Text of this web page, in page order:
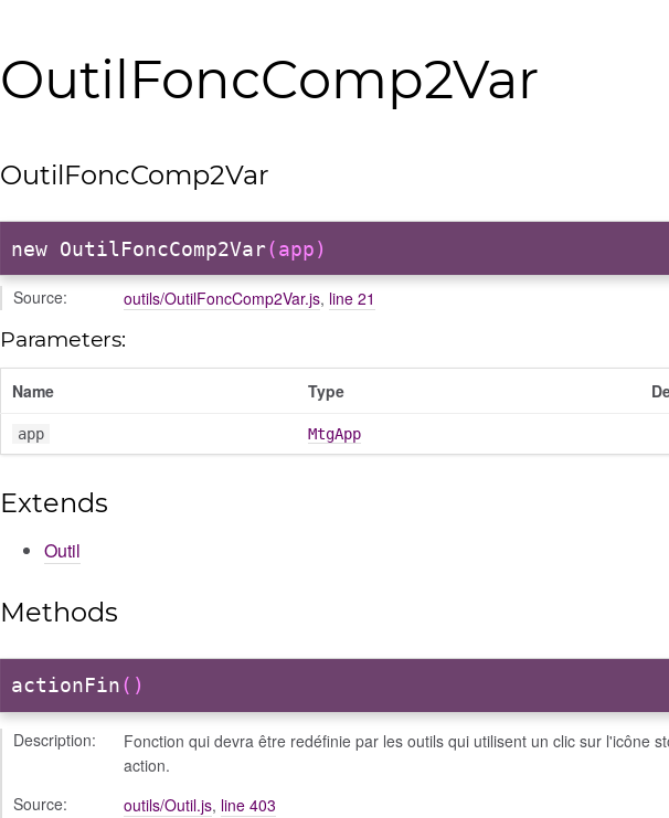
OutilFoncComp2Var
OutilFoncComp2Var
new OutilFoncComp2Var(app)
Source: outils/OutilFoncComp2Var.js, line 21
Parameters:
Name Type
app MtgApp
Extends
Outil
Methods
actionFin()
Description:
Fonction qui devra être redéfinie par les outils qui utilisent un clic sur l'icône
action.
Source:
outils/Outil.js, line 403